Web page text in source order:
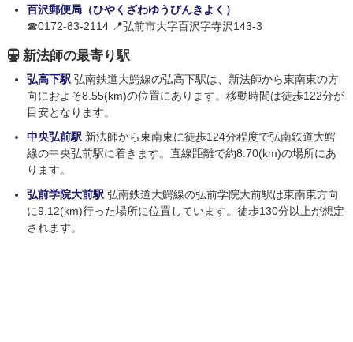
百沢郵便局（ひやくざわゆうびんきよく）
☎0172-83-2114 📍弘前市大字百沢字寺沢143-3
新法師の最寄り駅
弘高下駅 弘南鉄道大鰐線の弘高下駅は、新法師から東南東の方
向におよそ8.55(km)の位置にあります。移動時間は徒歩122分が
目安となります。
中央弘前駅 新法師から東南東に徒歩124分程度で弘南鉄道大鰐
線の中央弘前駅に着きます。直線距離で約8.70(km)の場所にあ
ります。
弘前学院大前駅 弘南鉄道大鰐線の弘前学院大前駅は東南東方向
に9.12(km)行った場所に位置しています。徒歩130分以上が想定
されます。